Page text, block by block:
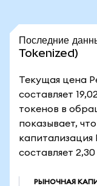
Последние
Tokenized)
Текущая цена
составляет
токенов в
показывает,
капитализация
составляет
РЫНОЧНАЯ